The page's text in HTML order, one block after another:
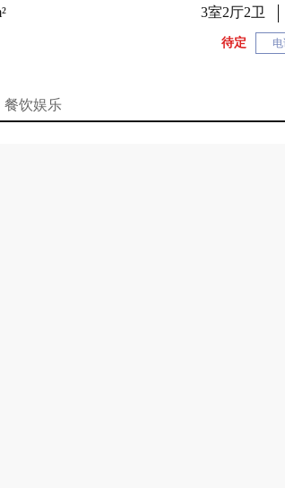
3室2厅2卫
待定
餐饮娱乐